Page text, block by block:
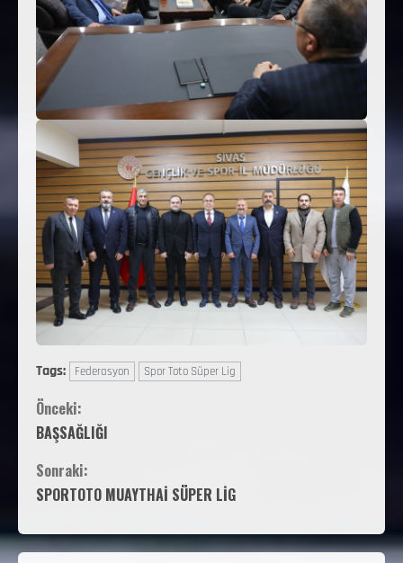
Tags: Federasyon Spor Toto Süper Lig
Önceki:
BAŞSAĞLIĞI
Sonraki:
SPORTOTO MUAYTHAİ SÜPER LİG